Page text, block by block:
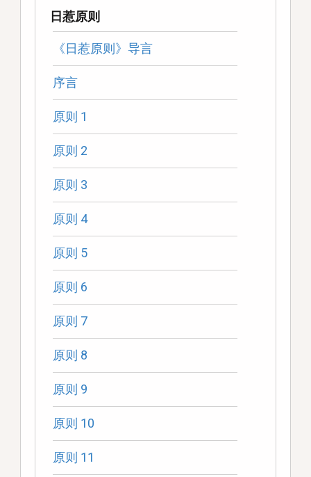
日惹原则
《日惹原则》导言
序言
原则 1
原则 2
原则 3
原则 4
原则 5
原则 6
原则 7
原则 8
原则 9
原则 10
原则 11